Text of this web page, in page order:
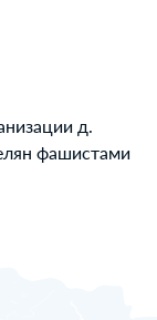
д.
фашистами